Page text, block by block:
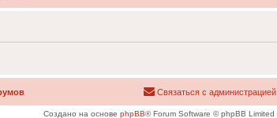
Связаться с администрацией
Создано на основе phpBB® Forum Software © phpBB Limited